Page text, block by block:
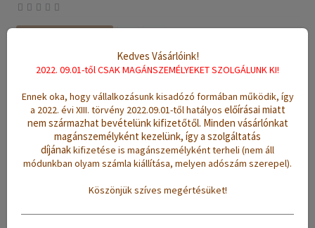
Bolyhos rongyszőnyeg barna 75 x 150 cm
10,600 Ft
Készlet: 1 db
Kedves Vásárlóink!
2022. 09.01-től CSAK MAGÁNSZEMÉLYEKET SZOLGÁLUNK KI!
Ennek oka, hogy vállalkozásunk kisadózó formában működik, így
a 2022. évi XIII. törvény 2022.09.01-től hatályos előírásai miatt
nem származhat bevételünk kifizetőtől. Minden vásárlónkat
magánszemélyként kezelünk, így a szolgáltatás
díjánakkifizetése is magánszemélyként terheli (nem áll
módunkban olyam számla kiállítása, melyen adószám szerepel).
Köszönjük szíves megértésüket!